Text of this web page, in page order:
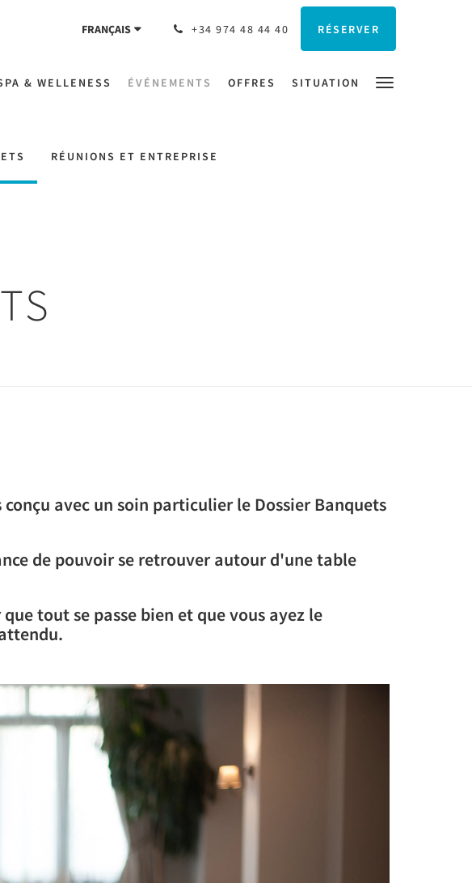
FRANÇAIS +34 974 48 44 40 RÉSERVER
& WELLENESS ÉVÉNEMENTS OFFRES SITUATION
RÉUNIONS ET ENTREPRISE
avec un soin particulier le Dossier Banquets
de pouvoir se retrouver autour d'une table
tout se passe bien et que vous ayez le